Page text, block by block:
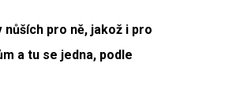
pro ně, jakož i pro
a tu se jedna, podle